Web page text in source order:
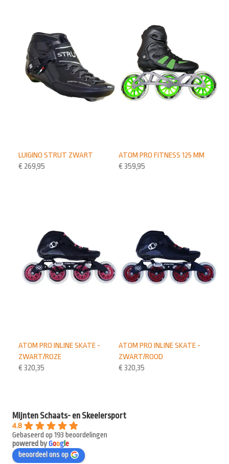
ATOM PRO FITNESS 125 MM
€ 359,95
LUIGINO STRUT ZWART
€ 269,95
ATOM PRO INLINE SKATE -
ZWART/ROOD
€ 320,35
ATOM PRO INLINE SKATE -
ZWART/ROZE
€ 320,35
Mijnten Schaats- en Skeelersport
4.8
Gebaseerd op 193 beoordelingen
powered byGooge
beoordeel ons op